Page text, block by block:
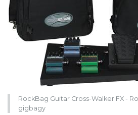
RockBag Guitar Cross-Walker FX -
gigbagy